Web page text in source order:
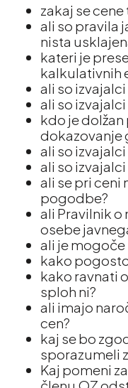
zakaj se
ali so pravila
nista
kateri je
kalkulativnih
ali so
ali so
kdo je
dokazovanje
ali so
ali so
ali se pri ceni
pogodbe?
ali Pravilnik
osebe
ali je
kako
kako ravnati
sploh ni?
ali imajo
cen?
kaj se bo
sporazumeli
Kaj pomeni